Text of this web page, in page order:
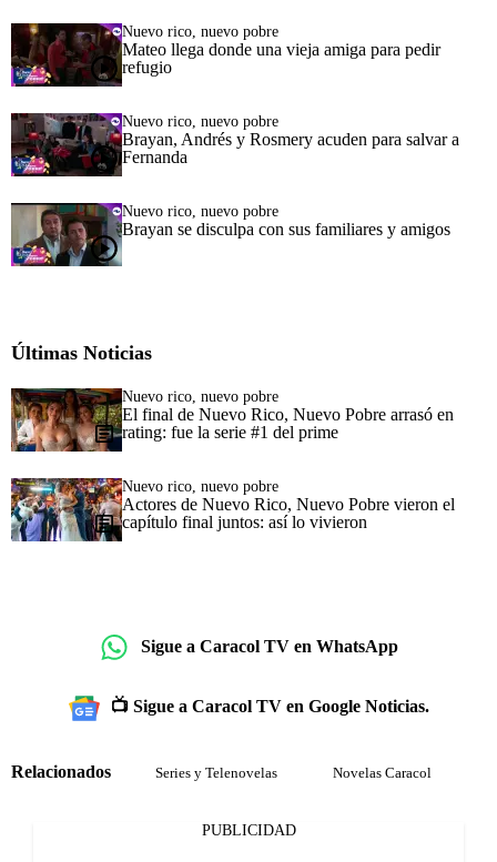
Nuevo rico, nuevo pobre
Mateo llega donde una vieja amiga para pedir
refugio
Nuevo rico, nuevo pobre
Brayan, Andrés y Rosmery acuden para salvar a
Fernanda
Nuevo rico, nuevo pobre
Brayan se disculpa con sus familiares y amigos
Últimas Noticias
Nuevo rico, nuevo pobre
El final de Nuevo Rico, Nuevo Pobre arrasó en
rating: fue la serie #1 del prime
Nuevo rico, nuevo pobre
Actores de Nuevo Rico, Nuevo Pobre vieron el
capítulo final juntos: así lo vivieron
Sigue a Caracol TV en WhatsApp
📺 Sigue a Caracol TV en Google Noticias.
Relacionados Series y Telenovelas Novelas Caracol
PUBLICIDAD